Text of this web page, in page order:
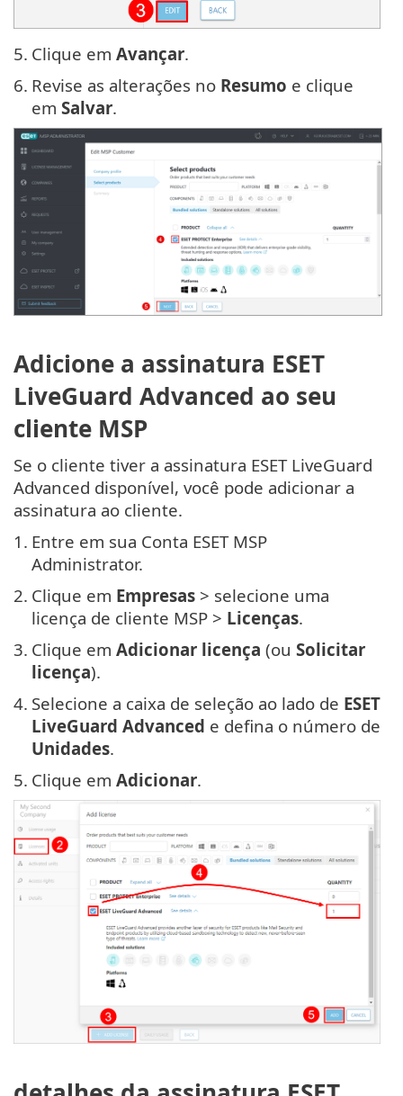
5. Clique em Avançar.
6. Revise as alterações no Resumo e clique
em Salvar.
Adicione a assinatura ESET
LiveGuard Advanced ao seu
cliente MSP
Se o cliente tiver a assinatura ESET LiveGuard
Advanced disponível, você pode adicionar a
assinatura ao cliente.
1. Entre em sua Conta ESET MSP
Administrator.
2. Clique em Empresas > selecione uma
licença de cliente MSP > Licenças.
3. Clique em Adicionar licença (ou Solicitar
licença).
4. Selecione a caixa de seleção ao lado de ESET
LiveGuard Advanced e defina o número de
Unidades.
5. Clique em Adicionar.